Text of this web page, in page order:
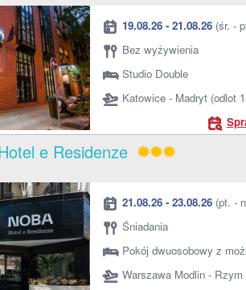
19.08.26 - 21.08.26 (śr. -
Bez wyżywienia
Studio Double
Katowice - Madryt (odlot
e Residenze
21.08.26 - 23.08.26 (pt. -
Śniadania
Pokój dwuosobowy z
Warszawa Modlin -